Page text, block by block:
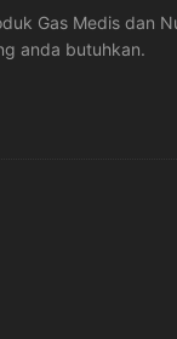
Gas Medis dan
anda butuhkan.